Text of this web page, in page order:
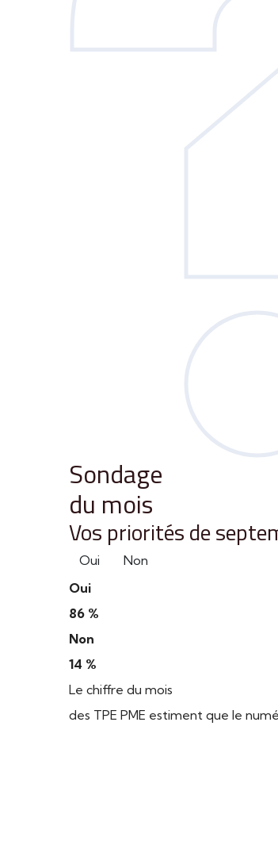
Sondage
du mois
Vos priorités de
Oui
Non
Oui
86 %
Non
14 %
Le chiffre du mois
des TPE PME estiment que le